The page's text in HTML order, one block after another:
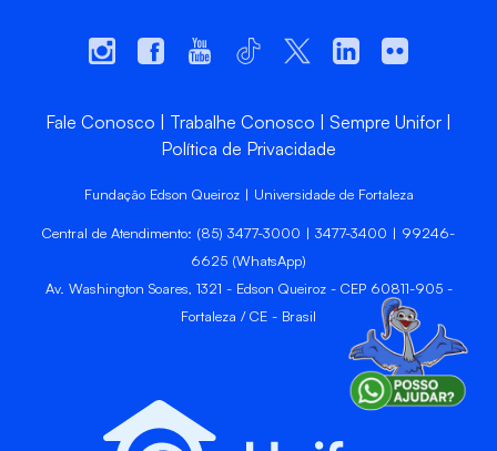
Fale Conosco Trabalhe Conosco
Sempre Unifor
Política de Privacidade
Fundação Edson Queiroz | Universidade de Fortaleza
Central de Atendimento: (85) 3477-3000 | 3477-3400 | 99246-
6625 (WhatsApp)
Av. Washington Soares, 1321 - Edson Queiroz - CEP 60811-905 -
Fortaleza / CE - Brasil